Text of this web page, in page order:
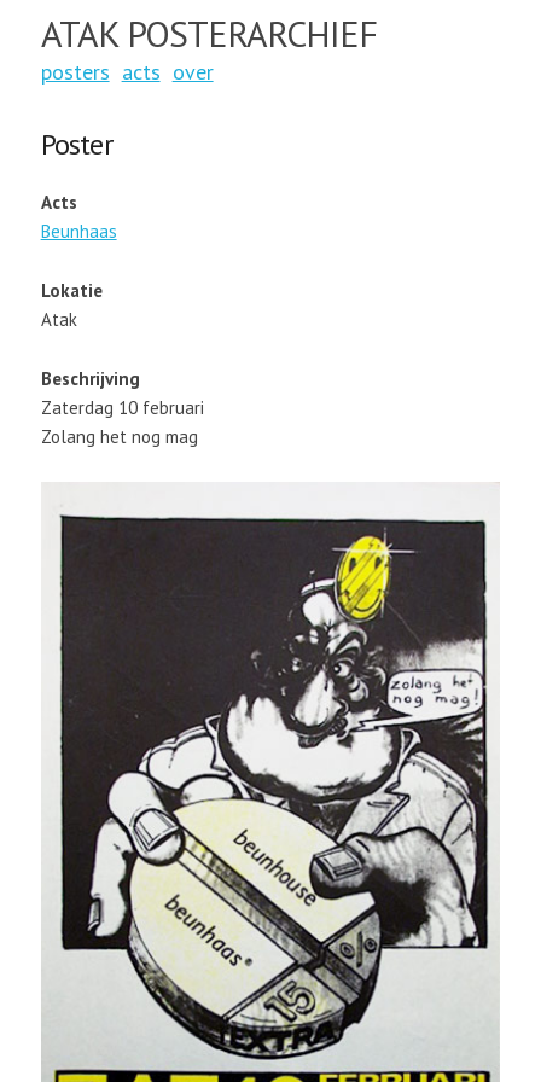
ATAK POSTERARCHIEF
posters acts over
Poster
Acts
Beunhaas
Lokatie
Atak
Beschrijving
Zaterdag 10 februari
Zolang het nog mag